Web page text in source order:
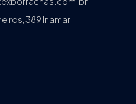
389 Inamar -